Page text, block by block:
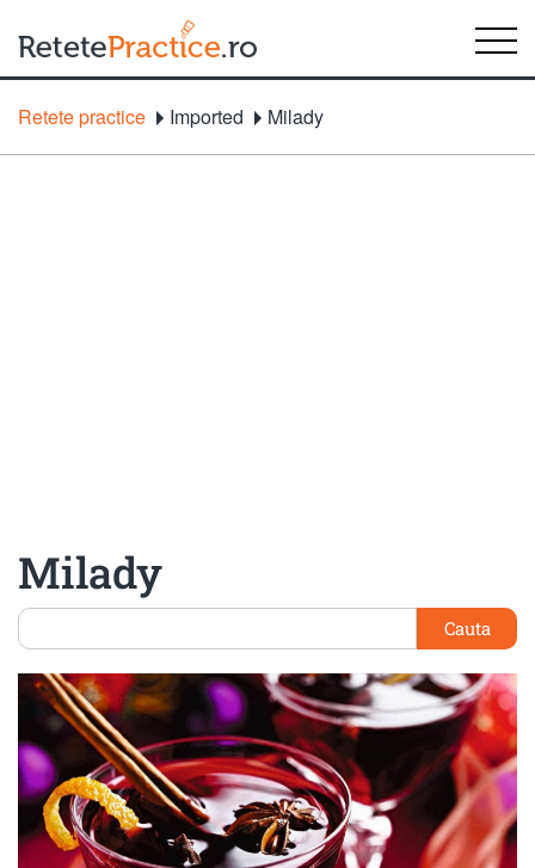
Retete practice Imported Milady
Milady
Cauta